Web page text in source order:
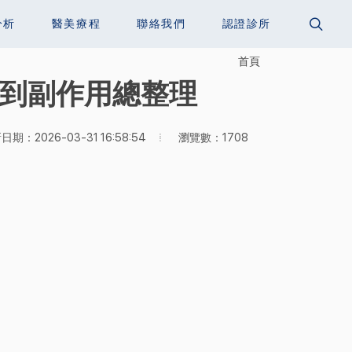
析 醫美療程 聯絡我們 認證診所
首頁
副作用總整理
日期：2026-03-31 16:58:54 瀏覽數：1708